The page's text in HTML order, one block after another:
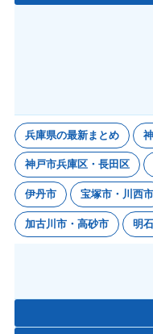
兵庫県の最新まとめ
神戸市兵庫区・長田区
伊丹市 宝塚市・川西市
加古川市・高砂市 明